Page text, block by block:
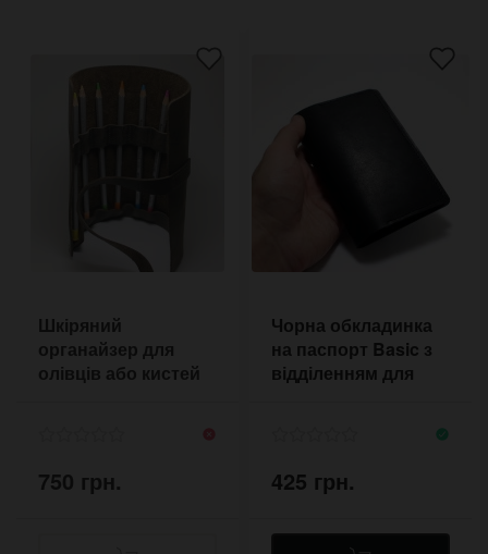
Шкіряний
органайзер для
олівців або кистей
750 грн.
Чорна обкладинка
на паспорт Basic з
відділенням для
425 грн.